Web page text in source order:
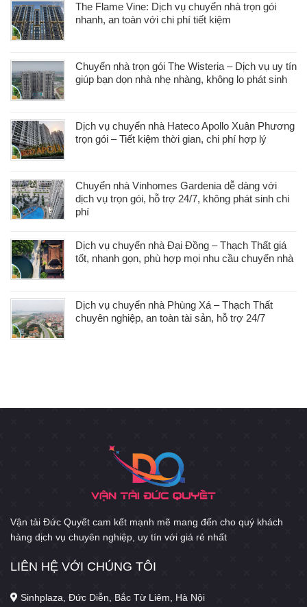
The Flame Vine: Dịch vụ chuyển nhà trọn gói
nhanh, an toàn với chi phí tiết kiệm
Chuyển nhà trọn gói The Wisteria – Dịch vụ uy tín
giúp bạn dọn nhà nhẹ nhàng, không lo phát sinh
Dịch vụ chuyển nhà Hateco Apollo Xuân Phương
trọn gói – Tiết kiệm thời gian, chi phí hợp lý
Chuyển nhà Vinhomes Gardenia dễ dàng với
dịch vụ trọn gói, hỗ trợ 24/7, không phát sinh chi
phí
Dịch vụ chuyển nhà Đại Đồng – Thạch Thất giá
tốt, nhanh gọn, phù hợp mọi nhu cầu chuyển nhà
Dịch vụ chuyển nhà Phùng Xá – Thạch Thất
chuyên nghiệp, an toàn tài sản, hỗ trợ 24/7
Vận tải Đức Quyết cam kết mạnh mẽ mang đến cho quý khách
hàng dịch vụ chuyên nghiệp, uy tín với giá rẻ nhất
LIÊN HỆ VỚI CHÚNG TÔI
Sinhplaza, Đức Diễn, Bắc Từ Liêm, Hà Nội